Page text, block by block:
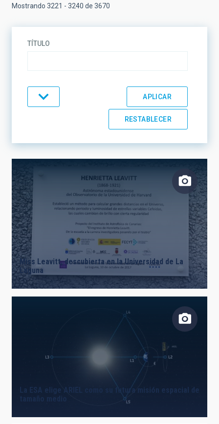
Mostrando 3221 - 3240 de 3670
TÍTULO
LÍNEAS DE INVESTIGACIÓN
LÍNEAS DE INSTRUMENTACIÓN
LÍNEAS IACTEC
Miss Leavitt, descubierta en la Universidad de La
Laguna
La ESA elige ARIEL como su futura misión espacial de
tamaño medio